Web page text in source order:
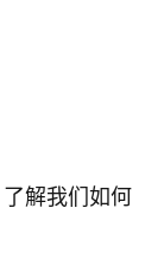
了解我们如何